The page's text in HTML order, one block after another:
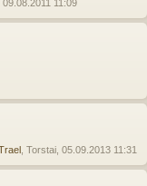
09.08.2011 11:09
, Torstai, 05.09.2013 11:31